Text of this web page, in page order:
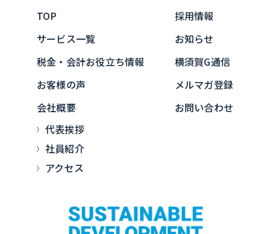
TOP
サービス一覧
税金・会計お役立ち情報
お客様の声
会社概要
代表挨拶
社員紹介
アクセス
採用情報
お知らせ
横須賀G通信
メルマガ登録
お問い合わせ